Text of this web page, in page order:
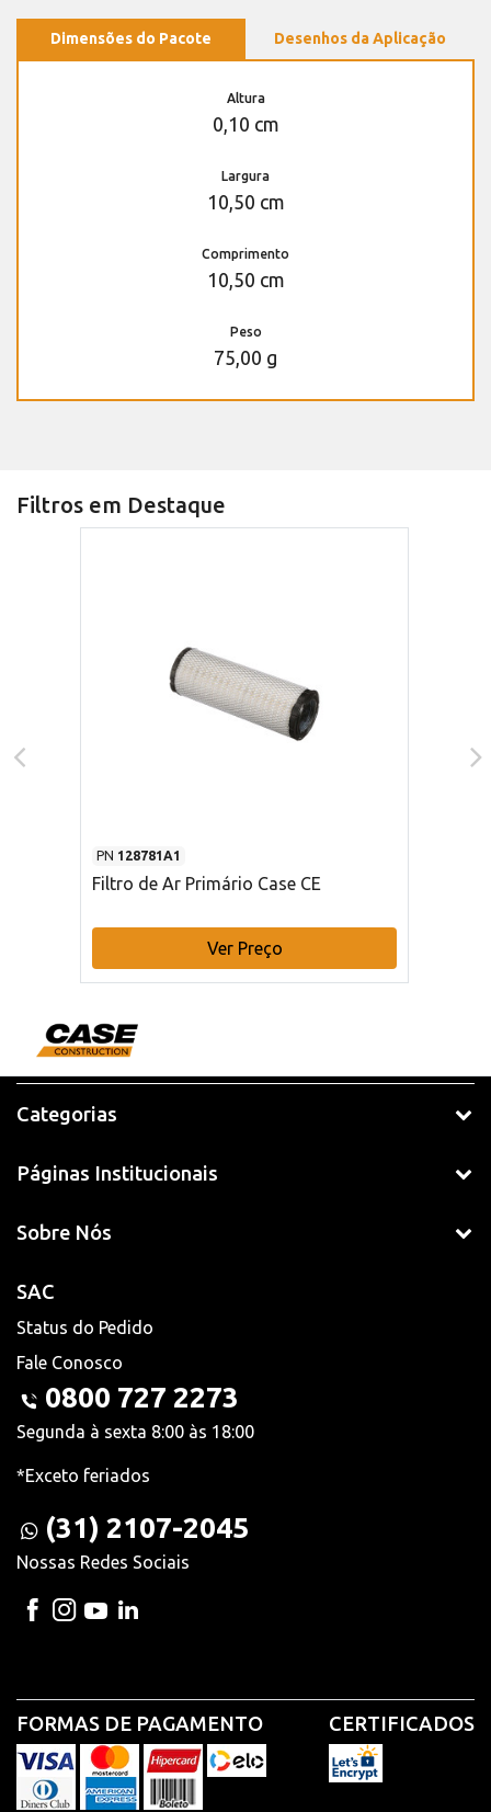
Dimensões do Pacote Desenhos da Aplicação
Altura
0,10 cm
Largura
10,50 cm
Comprimento
10,50 cm
Peso
75,00 g
Filtros em Destaque
PN 128781A1
Filtro de Ar Primário Case CE
Ver Preço
Categorias
Páginas Institucionais
Sobre Nós
SAC
Status do Pedido
Fale Conosco
0800 727 2273
Segunda à sexta 8:00 às 18:00
*Exceto feriados
(31) 2107-2045
Nossas Redes Sociais
FORMAS DE PAGAMENTO CERTIFICADOS